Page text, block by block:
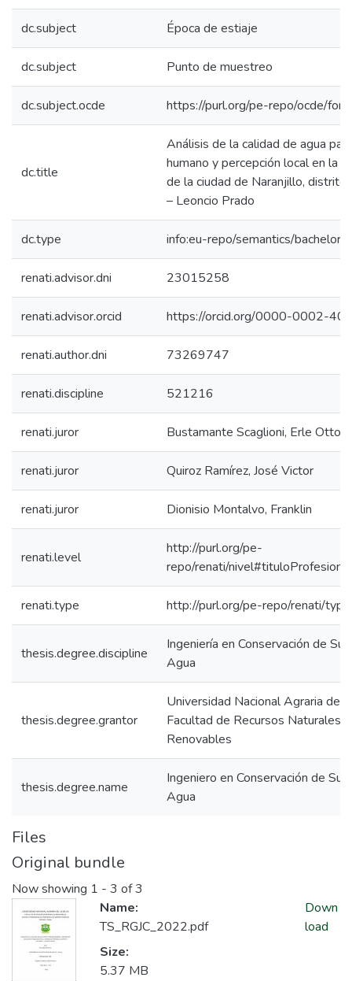
dc.subject Época de estiaje
dc.subject Punto de muestreo
dc.subject.ocde https://purl.org/pe-repo/ocde/
dc.title
Análisis de la calidad de agua
humano y percepción local en la
de la ciudad de Naranjillo, distrito
– Leoncio Prado
dc.type info:eu-repo/semantics/
renati.advisor.dni 23015258
renati.advisor.orcid https://orcid.org/0000-0002-
renati.author.dni 73269747
renati.discipline 521216
renati.juror Bustamante Scaglioni, Erle Otto
renati.juror Quiroz Ramírez, José Victor
renati.juror Dionisio Montalvo, Franklin
renati.level
http://purl.org/pe-
repo/renati/nivel#tituloProfesional
renati.type http://purl.org/pe-repo/renati/
thesis.degree.discipline
Ingeniería en Conservación de
Agua
thesis.degree.grantor
Universidad Nacional Agraria de
Facultad de Recursos Naturales
Renovables
thesis.degree.name
Ingeniero en Conservación de
Agua
Files
Original bundle
Now showing 1 - 3 of 3
Name:
TS_RGJC_2022.pdf
Size:
5.37 MB
Down
load